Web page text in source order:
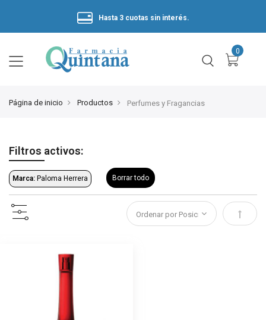
Hasta 3 cuotas sin interés.
Página de inicio Productos Perfumes y Fragancias
Filtros activos:
Marca: Paloma Herrera Borrar todo